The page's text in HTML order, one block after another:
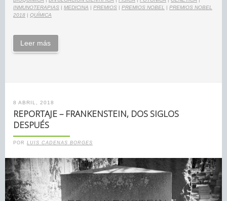
INMUNOTERAPIAS | MEDICINA | PREMIOS | PREMIOS NOBEL | PREMIOS NOBEL
2018 | QUÍMICA
Leer más
8 ABRIL, 2018
REPORTAJE – FRANKENSTEIN, DOS SIGLOS
DESPUÉS
POR LUIS CADENAS BORGES